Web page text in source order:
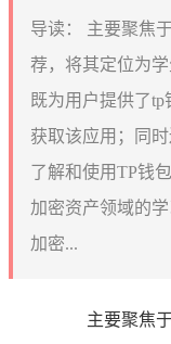
导读：
主要聚焦
荐，将其定位为
既为用户提供了
获取该应用；同
了解和使用TP钱
加密资产领域的
加密...
主要聚焦